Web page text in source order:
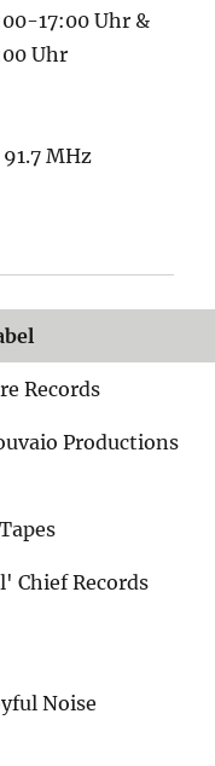
17:00 Uhr &
Uhr
MHz
Records
Productions
Chief Records
Noise